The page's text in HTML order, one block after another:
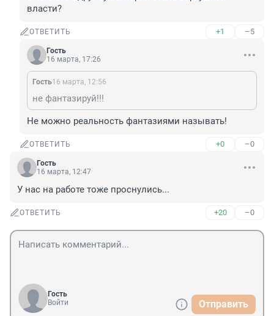
власти?
ОТВЕТИТЬ +1 –5
Гость
16 марта, 17:26
Гость16 марта, 12:56
не фантазируй!!!
Не можно реальность фантазиями называть!
ОТВЕТИТЬ +0 –0
Гость
16 марта, 12:47
У нас на работе тоже проснулись...
ОТВЕТИТЬ +20 –0
Гость
Войти
Отправить